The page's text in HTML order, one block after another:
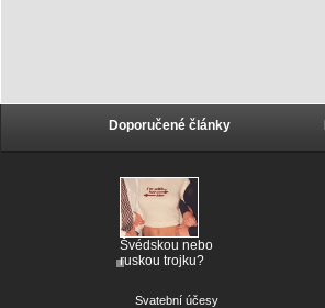
Doporučené články
Švédskou nebo
ruskou trojku?
Svatební účesy